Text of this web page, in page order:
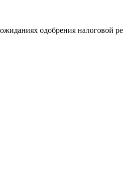
одобрения налоговой